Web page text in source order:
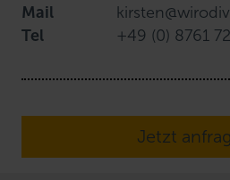
Mail
Tel
+49 (0) 8761
Jetzt